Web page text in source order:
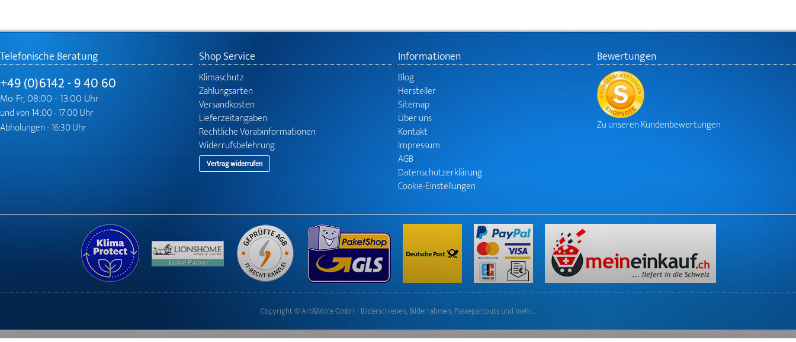
Telefonische Beratung
+49 (0)6142 - 9 40 60
Mo-Fr, 08:00 - 13:00 Uhr
und von 14:00 - 17:00 Uhr
Abholungen - 16:30 Uhr
Shop Service
Klimaschutz
Zahlungsarten
Versandkosten
Lieferzeitangaben
Rechtliche Vorabinformationen
Widerrufsbelehrung
Vertrag widerrufen
Informationen
Blog
Hersteller
Sitemap
Über uns
Kontakt
Impressum
AGB
Datenschutzerklärung
Cookie-Einstellungen
Bewertungen
Zu unseren Kundenbewertungen
Copyright © Art&More GmbH - Bilderschienen, Bilderrahmen, Passepartouts und mehr…